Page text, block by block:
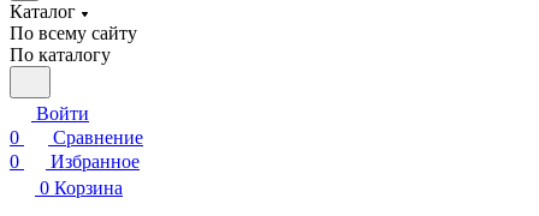
Каталог
По всему сайту
По каталогу
Войти
0
Сравнение
0
Избранное
0 Корзина